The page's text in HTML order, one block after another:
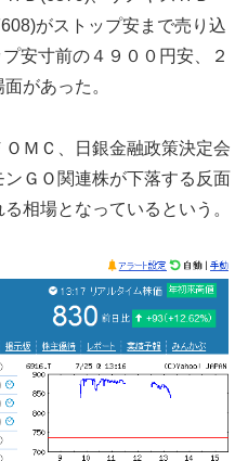
がストップ安まで売り込
安寸前の４９００円安、２
があった。
ＭＣ、日銀金融政策決定会
ＧＯ関連株が下落する反面
相場となっているという。